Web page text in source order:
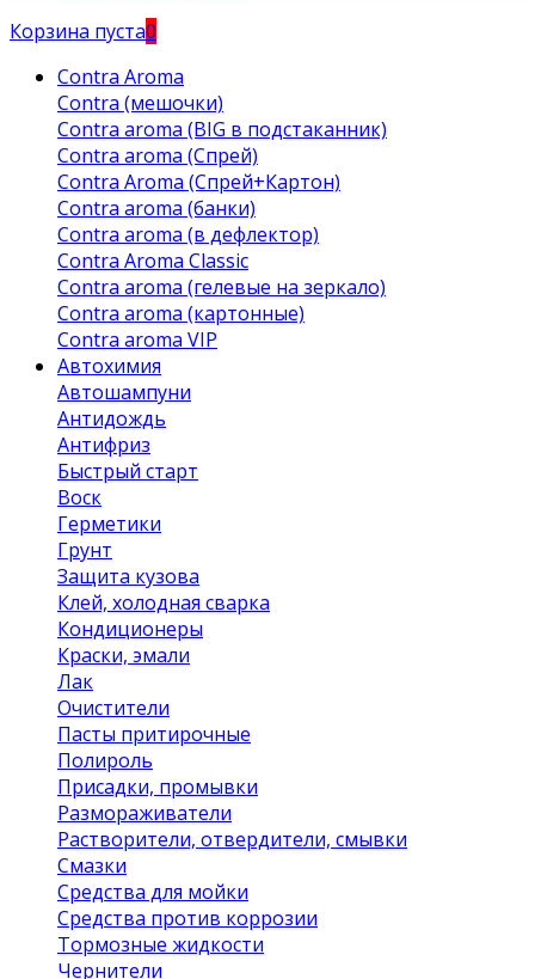
Корзина пуста0
Contra Aroma
Contra (мешочки)
Contra aroma (BIG в подстаканник)
Contra aroma (Спрей)
Contra Aroma (Спрей+Картон)
Contra aroma (банки)
Contra aroma (в дефлектор)
Contra Aroma Classic
Contra aroma (гелевые на зеркало)
Contra aroma (картонные)
Contra aroma VIP
Автохимия
Автошампуни
Антидождь
Антифриз
Быстрый старт
Воск
Герметики
Грунт
Защита кузова
Клей, холодная сварка
Кондиционеры
Краски, эмали
Лак
Очистители
Пасты притирочные
Полироль
Присадки, промывки
Размораживатели
Растворители, отвердители, смывки
Смазки
Средства для мойки
Средства против коррозии
Тормозные жидкости
Чернители